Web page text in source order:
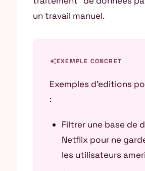
un travail manuel.
auto_awesomeEXEMPLE CONCRET
Exemples d’editions
:
Filtrer une base de
Netflix pour ne
les utilisateurs